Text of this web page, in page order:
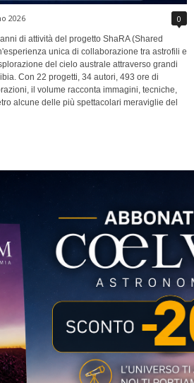
2026 0
di attività del progetto ShaRA (Shared
unica di collaborazione tra astrofili e
del cielo australe attraverso grandi
Con 22 progetti, 34 autori, 493 ore di
il volume racconta immagini, tecniche,
alcune delle più spettacolari meraviglie del